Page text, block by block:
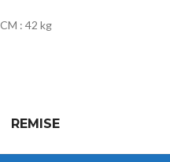
: 42 kg
REMISE